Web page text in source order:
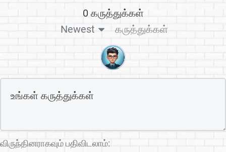
0 கருத்துக்கள்
Newest
கருத்துக்கள்
விருந்தினராகவும் பதிவிடலாம்: